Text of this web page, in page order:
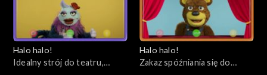
Halo halo!
Idealny strój do teatru,
Halo halo!
Zakaz spóźniania się do